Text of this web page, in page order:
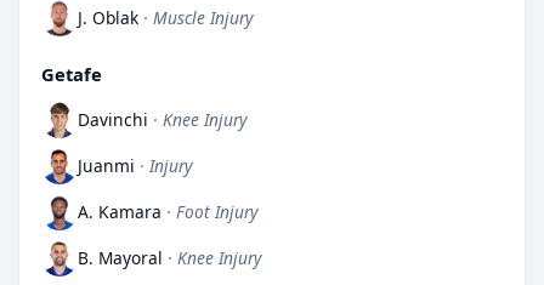
J. Oblak · Muscle Injury
Getafe
Davinchi · Knee Injury
Juanmi · Injury
A. Kamara · Foot Injury
B. Mayoral · Knee Injury